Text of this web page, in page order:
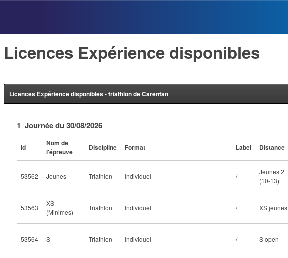
Licences Expérience disponibles
Licences Expérience disponibles - triathlon de Carentan
1 Journée du 30/08/2026
Id
Nom de
l'épreuve
Discipline Format Label Distance
53562 Jeunes Triathlon Individuel /
Jeunes 2
(10-13)
53563
XS
(Minimes)
Triathlon Individuel / XS jeunes
53564 S Triathlon Individuel / S open